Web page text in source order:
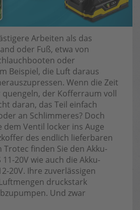
Arbeiten als das
oder Fuß, etwa von
oder
Beispiel, die Luft daraus
Wenn die Zeit
der Kofferraum voll
daran, das Teil einfach
an Schlimmeres? Doch
dem Ventil locker ins Auge
des endlich lieferbaren
Trotec finden Sie den Akku-
20V wie auch die Akku-
20V. Ihre zuverlässigen
druckstark
Und zwar